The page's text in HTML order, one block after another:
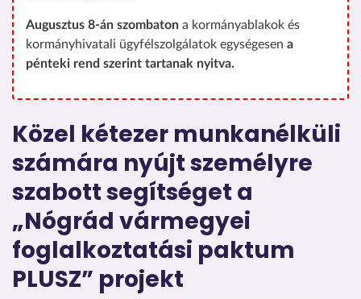
Augusztus 8-án szombaton a kormányablakok és
kormányhivatali ügyfélszolgálatok egységesen a
pénteki rend szerint tartanak nyitva.
Közel kétezer munkanélküli
számára nyújt személyre
szabott segítséget a
„Nógrád vármegyei
foglalkoztatási paktum
PLUSZ” projekt